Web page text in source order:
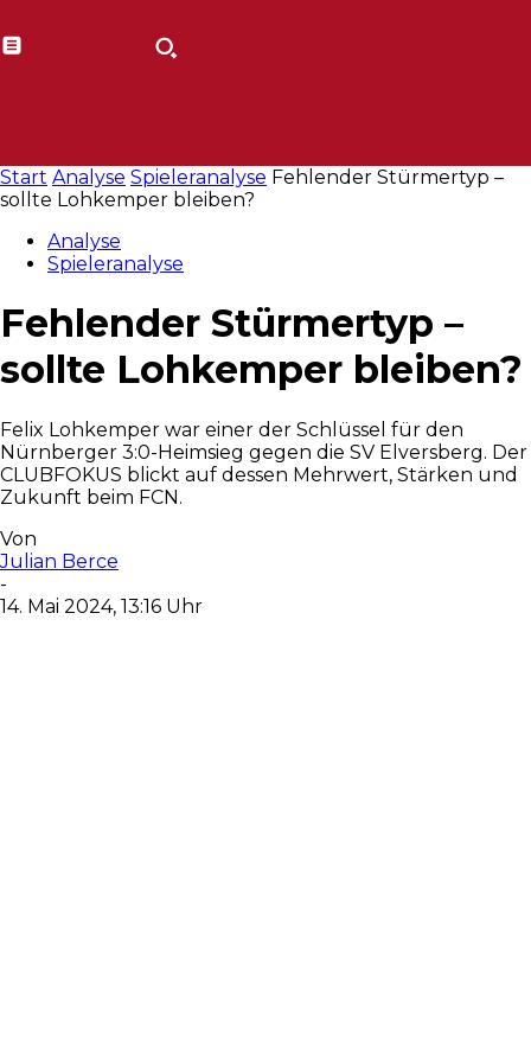
Start Analyse Spieleranalyse Fehlender Stürmertyp –
sollte Lohkemper bleiben?
Analyse
Spieleranalyse
Fehlender Stürmertyp –
sollte Lohkemper bleiben?
Felix Lohkemper war einer der Schlüssel für den
Nürnberger 3:0-Heimsieg gegen die SV Elversberg. Der
CLUBFOKUS blickt auf dessen Mehrwert, Stärken und
Zukunft beim FCN.
Von
Julian Berce
-
14. Mai 2024, 13:16 Uhr